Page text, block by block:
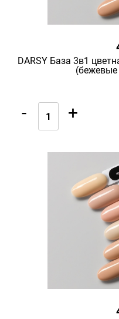
DARSY База 3в1
(бежевые
- +